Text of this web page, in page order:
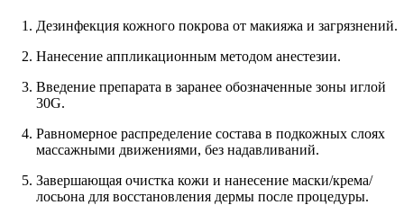
Дезинфекция кожного покрова от макияжа и загрязнений.
Нанесение аппликационным методом анестезии.
Введение препарата в заранее обозначенные зоны иглой
30G.
Равномерное распределение состава в подкожных слоях
массажными движениями, без надавливаний.
Завершающая очистка кожи и нанесение маски/крема/
лосьона для восстановления дермы после процедуры.